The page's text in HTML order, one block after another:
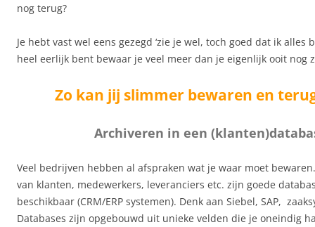
nog terug?
Je hebt vast wel eens gezegd ‘zie je wel, toch goed dat ik alles
heel eerlijk bent bewaar je veel meer dan je eigenlijk ooit nog
Zo kan jij slimmer bewaren en
Archiveren in een
Veel bedrijven hebben al afspraken wat je waar moet
van klanten, medewerkers, leveranciers etc. zijn goede
beschikbaar (CRM/ERP systemen). Denk aan Siebel, SAP,
Databases zijn opgebouwd uit unieke velden die je oneindig